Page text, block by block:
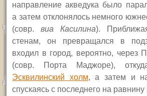
направление акведука было
а затем отклонялось немного
(совр.виа Касилина).
стенам, он превращался в
входил в город, вероятно, через
(совр. Порта Маджоре),
Эсквилинский холм, а затем и
спускаясь с последнего на